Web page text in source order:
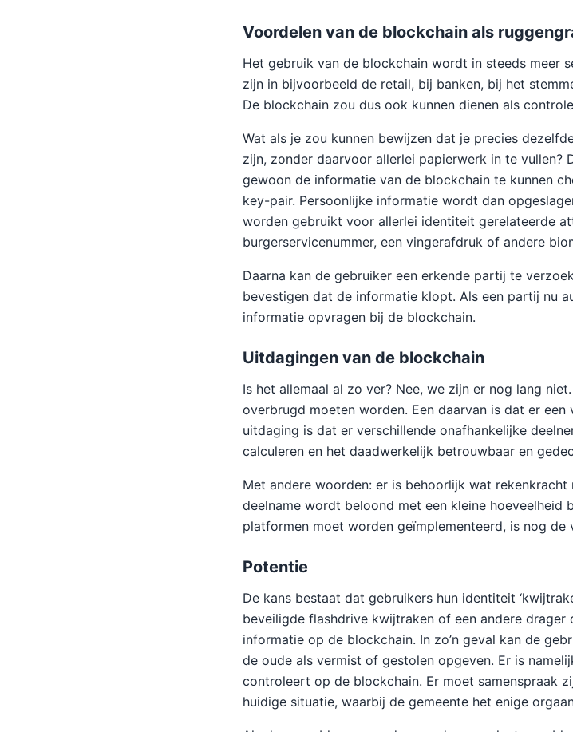
Voordelen van de blockchain als
Het gebruik van de blockchain wordt in steeds meer
zijn in bijvoorbeeld de retail, bij banken, bij het
De blockchain zou dus ook kunnen dienen als
Wat als je zou kunnen bewijzen dat je precies
zijn, zonder daarvoor allerlei papierwerk in te vullen?
gewoon de informatie van de blockchain te kunnen
key-pair. Persoonlijke informatie wordt dan
worden gebruikt voor allerlei identiteit gerelateerde
burgerservicenummer, een vingerafdruk of andere
Daarna kan de gebruiker een erkende partij te
bevestigen dat de informatie klopt. Als een partij nu
informatie opvragen bij de blockchain.
Uitdagingen van de blockchain
Is het allemaal al zo ver? Nee, we zijn er nog lang
overbrugd moeten worden. Een daarvan is dat er
uitdaging is dat er verschillende onafhankelijke
calculeren en het daadwerkelijk betrouwbaar en
Met andere woorden: er is behoorlijk wat
deelname wordt beloond met een kleine hoeveelheid
platformen moet worden geïmplementeerd, is nog de
Potentie
De kans bestaat dat gebruikers hun identiteit
beveiligde flashdrive kwijtraken of een andere
informatie op de blockchain. In zo’n geval kan de
de oude als vermist of gestolen opgeven. Er is
controleert op de blockchain. Er moet samenspraak
huidige situatie, waarbij de gemeente het enige